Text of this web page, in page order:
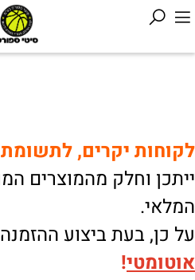
לקוחות יקרים,
ייתכן וחלק מהמוצרים
המלאי.
על כן, בעת ביצוע
אוטומטי!